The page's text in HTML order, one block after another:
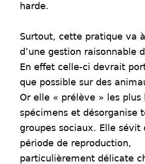
harde.
Surtout, cette pratique va
d’une gestion raisonnable
En effet celle-ci devrait
que possible sur des
Or elle « prélève » les plus
spécimens et désorganise
groupes sociaux. Elle sévit
période de reproduction,
particulièrement délicate